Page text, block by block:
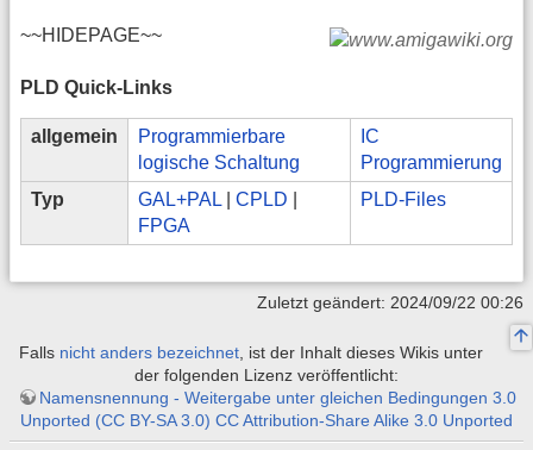
~~HIDEPAGE~~
PLD Quick-Links
allgemein
Programmierbare
logische Schaltung
IC
Programmierung
Typ
GAL+PAL CPLD
FPGA
PLD-Files
Zuletzt geändert: 2024/09/22 00:26
Falls nicht anders bezeichnet , ist der Inhalt dieses Wikis unter
der folgenden Lizenz veröffentlicht:
Namensnennung - Weitergabe unter gleichen Bedingungen 3.0
Unported (CC BY-SA 3.0) CC Attribution-Share Alike 3.0 Unported